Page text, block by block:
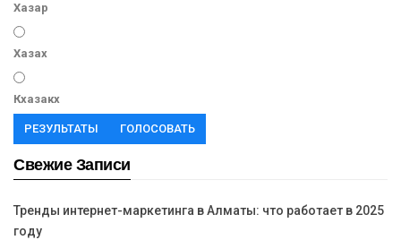
Хазар
Хазах
Кхазакх
РЕЗУЛЬТАТЫ ГОЛОСОВАТЬ
Свежие Записи
Тренды интернет-маркетинга в Алматы: что работает в 2025
году